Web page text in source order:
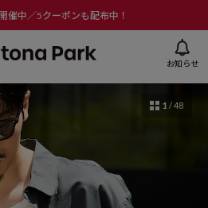
催中／5クーポンも配布中！
お知らせ
1 /48